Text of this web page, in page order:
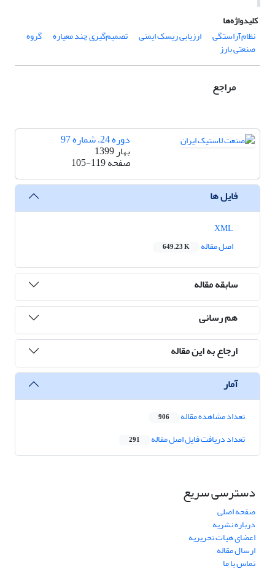
کلیدواژه‌ها
نظام‌آراستگی
ارزیابی ریسک ایمنی تصمیم‌گیری چند معیاره گروه
صنعتی بارز
مراجع
دوره 24، شماره 97
بهار 1399
صفحه105-119
فایل ها
اصل مقاله
649.23 K
سابقه مقاله
هم رسانی
ارجاع به این مقاله
آمار
تعداد مشاهده مقاله 906
تعداد دریافت فایل اصل مقاله 291
دسترسی سریع
صفحه اصلی
درباره نشریه
اعضای هیات تحریریه
ارسال مقاله
تماس با ما